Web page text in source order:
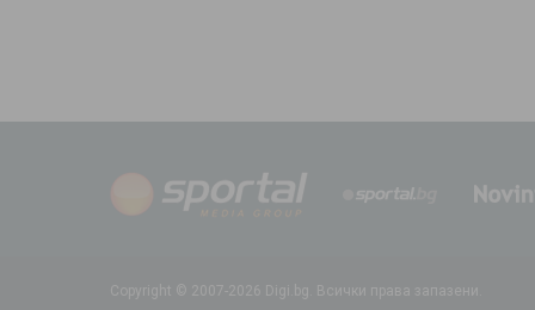
Copyright © 2007-2026 Digi.bg. Всички права запазени.